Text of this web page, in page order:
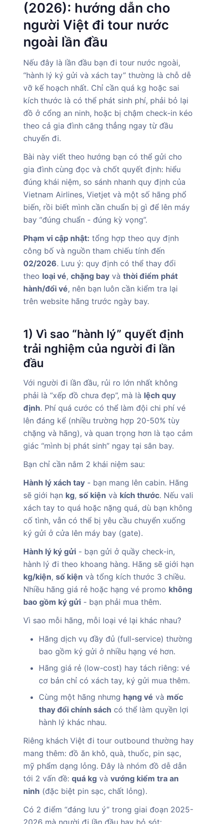
(2026): hướng dẫn cho
người Việt đi tour nước
ngoài lần đầu
Nếu đây là lần đầu bạn đi tour nước ngoài,
“hành lý ký gửi và xách tay” thường là chỗ dễ
vỡ kế hoạch nhất. Chỉ cần quá kg hoặc sai
kích thước là có thể phát sinh phí, phải bỏ lại
đồ ở cổng an ninh, hoặc bị chậm check-in kéo
theo cả gia đình căng thẳng ngay từ đầu
chuyến đi.
Bài này viết theo hướng bạn có thể gửi cho
gia đình cùng đọc và chốt quyết định: hiểu
đúng khái niệm, so sánh nhanh quy định của
Vietnam Airlines, Vietjet và một số hãng phổ
biến, rồi biết mình cần chuẩn bị gì để lên máy
bay “đúng chuẩn - đúng kỳ vọng”.
Phạm vi cập nhật: tổng hợp theo quy định
công bố và nguồn tham chiếu tính đến
02/2026. Lưu ý: quy định có thể thay đổi
theo loại vé, chặng bay và thời điểm phát
hành/đổi vé, nên bạn luôn cần kiểm tra lại
trên website hãng trước ngày bay.
1) Vì sao “hành lý” quyết định
trải nghiệm của người đi lần
đầu
Với người đi lần đầu, rủi ro lớn nhất không
phải là “xếp đồ chưa đẹp”, mà là lệch quy
định. Phí quá cước có thể làm đội chi phí vé
lên đáng kể (nhiều trường hợp 20-50% tùy
chặng và hãng), và quan trọng hơn là tạo cảm
giác “mình bị phát sinh” ngay tại sân bay.
Bạn chỉ cần nắm 2 khái niệm sau:
Hành lý xách tay - bạn mang lên cabin. Hãng
sẽ giới hạn kg, số kiện và kích thước. Nếu vali
xách tay to quá hoặc nặng quá, dù bạn không
cố tình, vẫn có thể bị yêu cầu chuyển xuống
ký gửi ở cửa lên máy bay (gate).
Hành lý ký gửi - bạn gửi ở quầy check-in,
hành lý đi theo khoang hàng. Hãng sẽ giới hạn
kg/kiện, số kiện và tổng kích thước 3 chiều.
Nhiều hãng giá rẻ hoặc hạng vé promo không
bao gồm ký gửi - bạn phải mua thêm.
Vì sao mỗi hãng, mỗi loại vé lại khác nhau?
Hãng dịch vụ đầy đủ (full-service) thường
bao gồm ký gửi ở nhiều hạng vé hơn.
Hãng giá rẻ (low-cost) hay tách riêng: vé
cơ bản chỉ có xách tay, ký gửi mua thêm.
Cùng một hãng nhưng hạng vé và mốc
thay đổi chính sách có thể làm quyền lợi
hành lý khác nhau.
Riêng khách Việt đi tour outbound thường hay
mang thêm: đồ ăn khô, quà, thuốc, pin sạc,
mỹ phẩm dạng lỏng. Đây là nhóm đồ dễ dẫn
tới 2 vấn đề: quá kg và vướng kiểm tra an
ninh (đặc biệt pin sạc, chất lỏng).
Có 2 điểm “đáng lưu ý” trong giai đoạn 2025-
2026 mà người đi lần đầu hay bỏ sót: